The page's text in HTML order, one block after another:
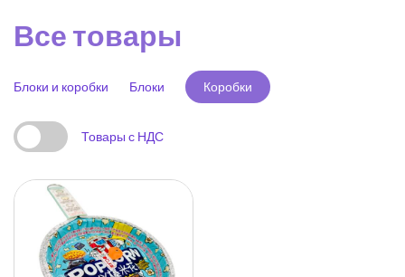
Все товары
Блоки и коробки Блоки Коробки
Товары с НДС